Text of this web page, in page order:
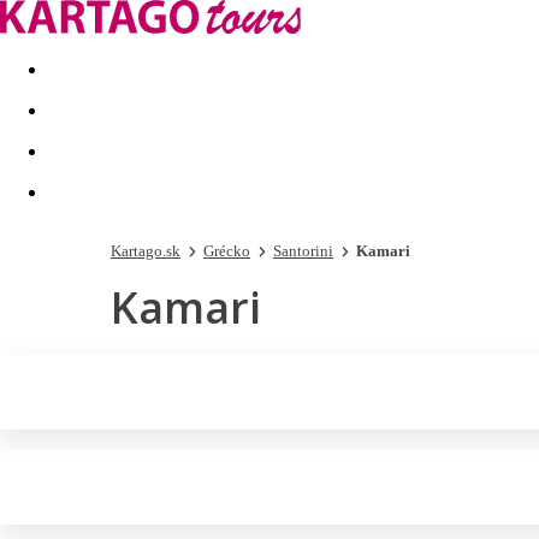
Last minute Dovolenkové kluby
Kartago.sk Grécko Santorini Kamari
Kamari